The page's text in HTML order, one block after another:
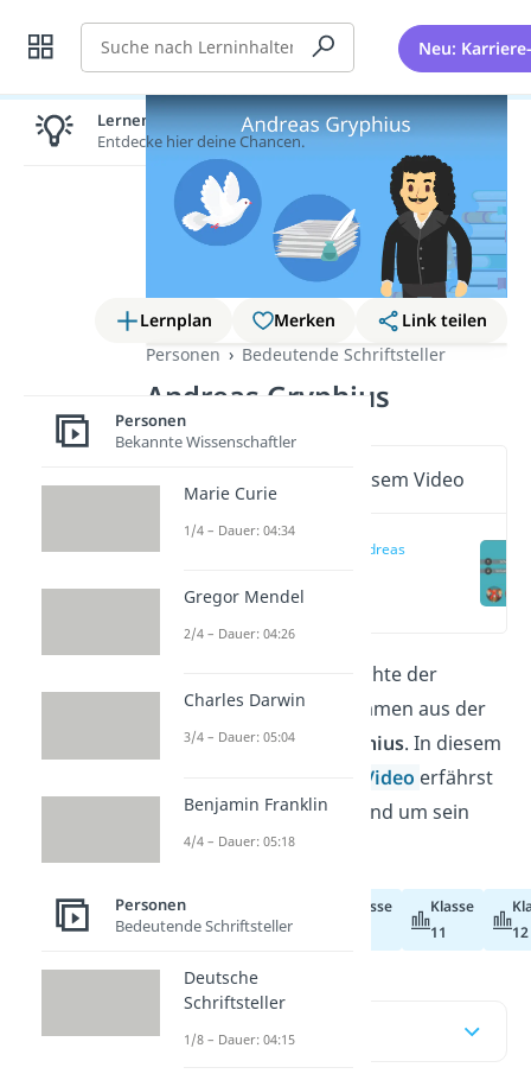
Suche Neu:
Lernplan Merken
Link teilen
Personen
Bedeutende Schriftsteller
Andreas Gryphius
Wichtige Inhalte in diesem Video
Wer war Andreas
(00:15)
Viele weltbekannte Gedichte der
deutschen Literatur stammen aus der
Feder vonAndreas Gryphius. In diesem
Video erfährst
du alles Wissenswerte rund um sein
Leben und seine Werke!
Abiturvorbereitung
Klasse
Klasse
11
12
Inhaltsübersicht
Lernen lohnt sich!
Entdecke hier deine Chancen.
Personen
Bekannte Wissenschaftler
Marie Curie
1/4 – Dauer: 04:34
Gregor Mendel
2/4 – Dauer: 04:26
Charles Darwin
3/4 – Dauer: 05:04
Benjamin Franklin
4/4 – Dauer: 05:18
Personen
Bedeutende Schriftsteller
Deutsche
Schriftsteller
1/8 – Dauer: 04:15